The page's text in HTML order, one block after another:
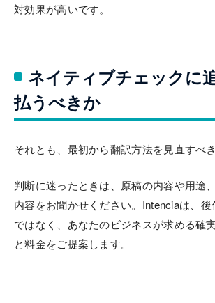
対効果が高いです。
ネイティブチェックに
払うべきか
それとも、最初から翻訳方法を見直すべき
判断に迷ったときは、原稿の内容や用途
内容をお聞かせください。Intenciaは、
ではなく、あなたのビジネスが求める確
と料金をご提案します。